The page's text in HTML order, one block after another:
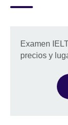
Examen
precios y